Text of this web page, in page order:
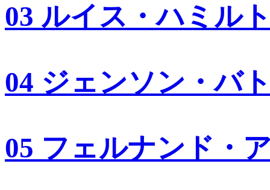
03 ルイス・ハミル
04 ジェンソン・バ
05 フェルナンド・